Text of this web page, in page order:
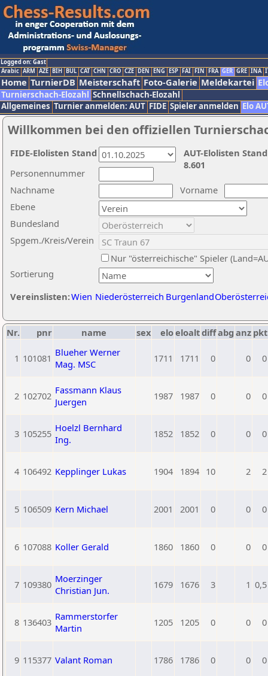
Logged on: Gast
Arabic ARM AZE BIH BUL CAT CHN CRO CZE DEN ENG ESP FAI FIN FRA GER GRE INA
Home TurnierDB Meisterschaft Foto-Galerie Meldekartei
Turnierschach-Elozahl Schnellschach-Elozahl
Allgemeines Turnier anmelden: AUT FIDE Spieler anmelden Elo
Willkommen bei den offiziellen
Nachname
Vorname
Ebene
Sortierung
Personennummer
Bundesland
Spgem./Kreis/Verein
Nur "österreichische" Spieler
Vereinslisten:Wien Niederösterreich Burgenland
AUT-Elolisten
8.601
FIDE-Elolisten Stand
Nr. pnr name sex eloeloaltdiffabg anz pkt
1 101081 Blueher Werner
Mag. MSC
1711 1711 0 0 0
2 102702 Fassmann Klaus
Juergen
1987 1987 0 0 0
3 105255 Hoelzl Bernhard
Ing.
1852 1852 0 0 0
4 106492 Kepplinger Lukas 1904 1894 10 2 2
5 106509 Kern Michael 2001 2001 0 0 0
6 107088 Koller Gerald 1860 1860 0 0 0
7 109380 Moerzinger
Christian Jun.
1679 1676 3 1 0,5
8 136403 Rammerstorfer
Martin
1205 1205 0 0 0
9 115377 Valant Roman 1786 1786 0 0 0